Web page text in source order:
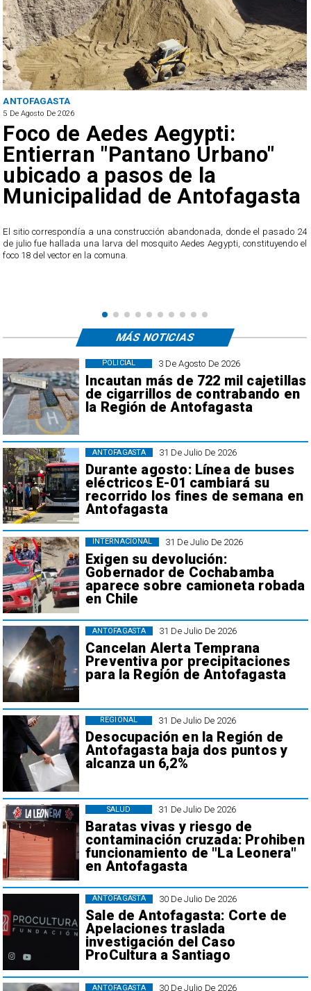
ANTOFAGASTA
5 De Agosto De 2026
Foco de Aedes Aegypti:
Entierran "Pantano Urbano"
ubicado a pasos de la
Municipalidad de Antofagasta
El sitio correspondía a una construcción abandonada, donde el pasado 24
de julio fue hallada una larva del mosquito Aedes Aegypti, constituyendo el
foco 18 del vector en la comuna.
3 De Agosto De 2026
Incautan más de 722 mil cajetillas
de cigarrillos de contrabando en
la Región de Antofagasta
POLICIAL
31 De Julio De 2026
Durante agosto: Línea de buses
eléctricos E-01 cambiará su
recorrido los fines de semana en
Antofagasta
ANTOFAGASTA
31 De Julio De 2026
Exigen su devolución:
Gobernador de Cochabamba
aparece sobre camioneta robada
en Chile
INTERNACIONAL
31 De Julio De 2026
Cancelan Alerta Temprana
Preventiva por precipitaciones
para la Región de Antofagasta
ANTOFAGASTA
31 De Julio De 2026
Desocupación en la Región de
Antofagasta baja dos puntos y
alcanza un 6,2%
REGIONAL
31 De Julio De 2026
Baratas vivas y riesgo de
contaminación cruzada: Prohiben
funcionamiento de "La Leonera"
en Antofagasta
SALUD
30 De Julio De 2026
Sale de Antofagasta: Corte de
Apelaciones traslada
investigación del Caso
ProCultura a Santiago
ANTOFAGASTA
30 De Julio De 2026
ANTOFAGASTA
MÁS NOTICIAS